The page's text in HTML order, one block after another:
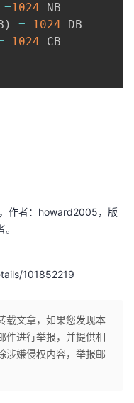
=1024 NB
) = 1024 DB
1024 CB
作者：howard2005，版
101852219
载文章，如果您发现本
件进行举报，并提供相
涉嫌侵权内容，举报邮